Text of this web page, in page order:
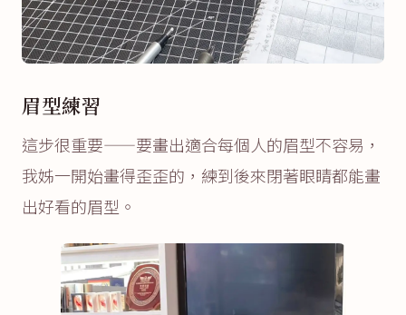
眉型練習
這步很重要——要畫出適合每個人的眉型不容易，
我姊一開始畫得歪歪的，練到後來閉著眼睛都能畫
出好看的眉型。